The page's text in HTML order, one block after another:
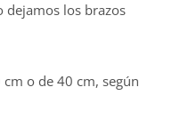
dejamos los brazos
o de 40 cm, según